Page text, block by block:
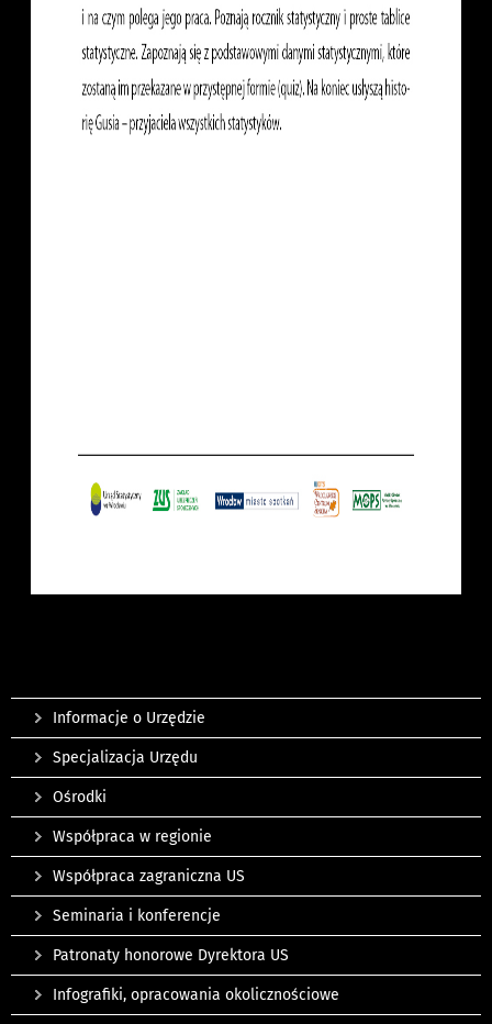
Informacje o Urzędzie
Specjalizacja Urzędu
Ośrodki
Współpraca w regionie
Współpraca zagraniczna US
Seminaria i konferencje
Patronaty honorowe Dyrektora US
Infografiki, opracowania okolicznościowe